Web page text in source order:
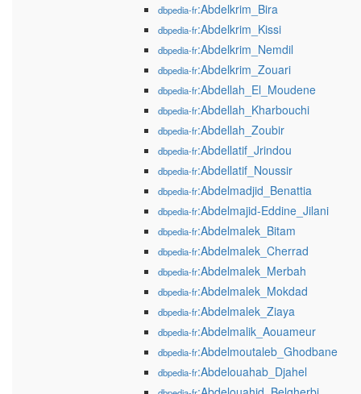
dbpedia-fr:Abdelkrim_Bira
dbpedia-fr:Abdelkrim_Kissi
dbpedia-fr:Abdelkrim_Nemdil
dbpedia-fr:Abdelkrim_Zouari
dbpedia-fr:Abdellah_El_Moudene
dbpedia-fr:Abdellah_Kharbouchi
dbpedia-fr:Abdellah_Zoubir
dbpedia-fr:Abdellatif_Jrindou
dbpedia-fr:Abdellatif_Noussir
dbpedia-fr:Abdelmadjid_Benattia
dbpedia-fr:Abdelmajid-Eddine_Jilani
dbpedia-fr:Abdelmalek_Bitam
dbpedia-fr:Abdelmalek_Cherrad
dbpedia-fr:Abdelmalek_Merbah
dbpedia-fr:Abdelmalek_Mokdad
dbpedia-fr:Abdelmalek_Ziaya
dbpedia-fr:Abdelmalik_Aouameur
dbpedia-fr:Abdelmoutaleb_Ghodbane
dbpedia-fr:Abdelouahab_Djahel